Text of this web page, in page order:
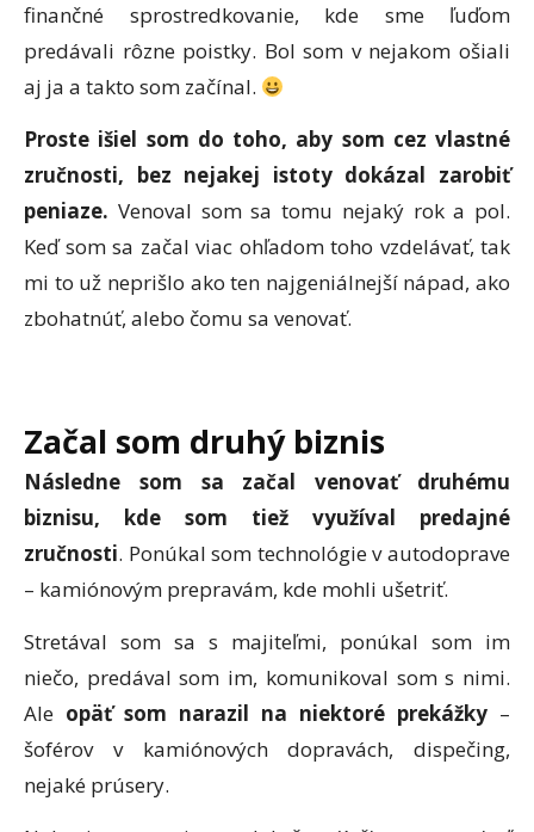
finančné sprostredkovanie, kde sme ľuďom
predávali rôzne poistky. Bol som v nejakom ošiali
aj ja a takto som začínal.
Proste išiel som do toho, aby som cez vlastné
zručnosti, bez nejakej istoty dokázal zarobiť
peniaze. Venoval som sa tomu nejaký rok a pol.
Keď som sa začal viac ohľadom toho vzdelávať, tak
mi to už neprišlo ako ten najgeniálnejší nápad, ako
zbohatnúť, alebo čomu sa venovať.
Začal som druhý biznis
Následne som sa začal venovať druhému
biznisu, kde som tiež využíval predajné
zručnosti. Ponúkal som technológie v autodoprave
– kamiónovým prepravám, kde mohli ušetriť.
Stretával som sa s majiteľmi, ponúkal som im
niečo, predával som im, komunikoval som s nimi.
Ale opäť som narazil na niektoré prekážky –
šoférov v kamiónových dopravách, dispečing,
nejaké prúsery.